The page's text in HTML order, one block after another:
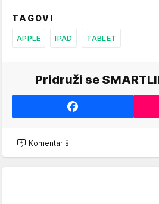
TAGOVI
APPLE IPAD TABLET
Pridruži se
Komentariši